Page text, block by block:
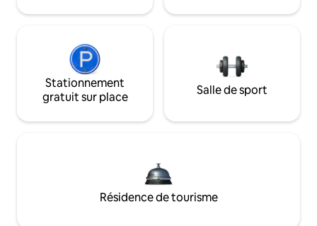
Stationnement
gratuit sur place
Salle de sport
Résidence de tourisme